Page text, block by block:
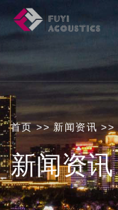
首页>>新闻资讯 >>
新闻资讯